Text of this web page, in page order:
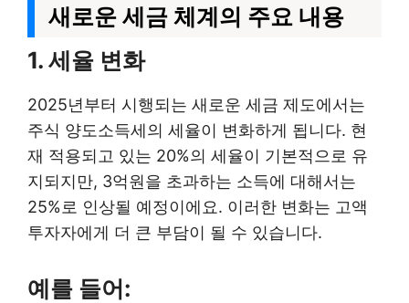
새로운 세금 체계의 주요 내용
1. 세율 변화
2025년부터 시행되는 새로운 세금 제도에서는
주식 양도소득세의 세율이 변화하게 됩니다. 현
재 적용되고 있는 20%의 세율이 기본적으로 유
지되지만, 3억원을 초과하는 소득에 대해서는
25%로 인상될 예정이에요. 이러한 변화는 고액
투자자에게 더 큰 부담이 될 수 있습니다.
예를 들어: